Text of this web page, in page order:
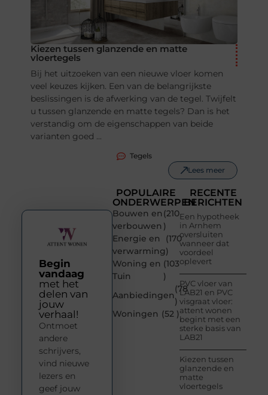
Kiezen tussen glanzende en matte
vloertegels
Bij het uitzoeken van een nieuwe vloer komen
veel keuzes kijken. Een van de belangrijkste
beslissingen is de afwerking van de tegel. Twijfelt
u tussen glanzende en matte tegels? Dan is het
verstandig om de eigenschappen van beide
varianten goed ...
Tegels
Lees meer
POPULAIRE
ONDERWERPEN
Bouwen en
verbouwen
(210
)
Energie en
verwarming
(170
)
Woning en
Tuin
(103
)
Aanbiedingen
(78
)
Woningen (52 )
RECENTE
BERICHTEN
Een hypotheek
in Arnhem
oversluiten
wanneer dat
voordeel
oplevert
PVC vloer van
LAB21 en PVC
visgraat vloer:
attent wonen
begint met een
sterke basis van
LAB21
Kiezen tussen
glanzende en
matte
vloertegels
Begin
vandaag
met het
delen van
jouw
verhaal!
Ontmoet
andere
schrijvers,
vind nieuwe
lezers en
geef jouw